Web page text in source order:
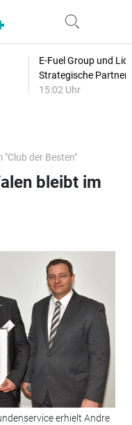
E-Fuel Group und
Strategische
15:02 Uhr
"Club der Besten"
bleibt im
erhielt Andre